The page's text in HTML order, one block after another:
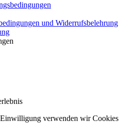
und Widerrufsbelehrung
verwenden wir Cookies